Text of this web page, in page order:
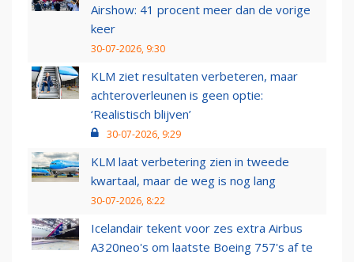
Airshow: 41 procent meer dan de vorige
keer
30-07-2026, 9:30
KLM ziet resultaten verbeteren, maar
achteroverleunen is geen optie:
‘Realistisch blijven’
30-07-2026, 9:29
KLM laat verbetering zien in tweede
kwartaal, maar de weg is nog lang
30-07-2026, 8:22
Icelandair tekent voor zes extra Airbus
A320neo's om laatste Boeing 757's af te